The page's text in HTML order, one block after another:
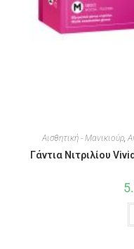
Αισθητική - Μανικιούρ,
Γάντια Νιτριλίου